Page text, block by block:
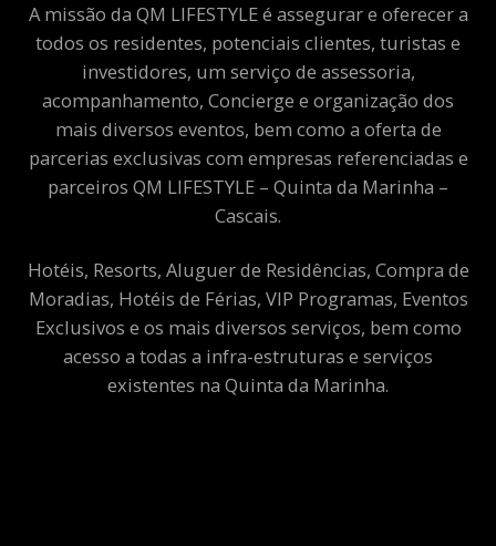
A missão da QM LIFESTYLE é assegurar e oferecer a
todos os residentes, potenciais clientes, turistas e
investidores, um serviço de assessoria,
acompanhamento, Concierge e organização dos
mais diversos eventos, bem como a oferta de
parcerias exclusivas com empresas referenciadas e
parceiros QM LIFESTYLE – Quinta da Marinha –
Cascais.
Hotéis, Resorts, Aluguer de Residências, Compra de
Moradias, Hotéis de Férias, VIP Programas, Eventos
Exclusivos e os mais diversos serviços, bem como
acesso a todas a infra-estruturas e serviços
existentes na Quinta da Marinha.